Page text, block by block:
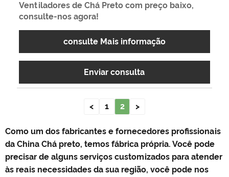
Ventiladores de Chá Preto com preço baixo,
consulte-nos agora!
consulte Mais informação
Enviar consulta
< 1 2 >
Como um dos fabricantes e fornecedores profissionais
da China Chá preto, temos fábrica própria. Você pode
precisar de alguns serviços customizados para atender
às reais necessidades da sua região, você pode nos